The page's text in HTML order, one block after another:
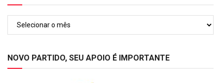
NOVO PARTIDO, SEU APOIO É IMPORTANTE